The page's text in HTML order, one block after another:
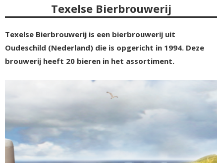
Texelse Bierbrouwerij
Texelse Bierbrouwerij is een bierbrouwerij uit
Oudeschild (Nederland) die is opgericht in 1994. Deze
brouwerij heeft 20 bieren in het assortiment.